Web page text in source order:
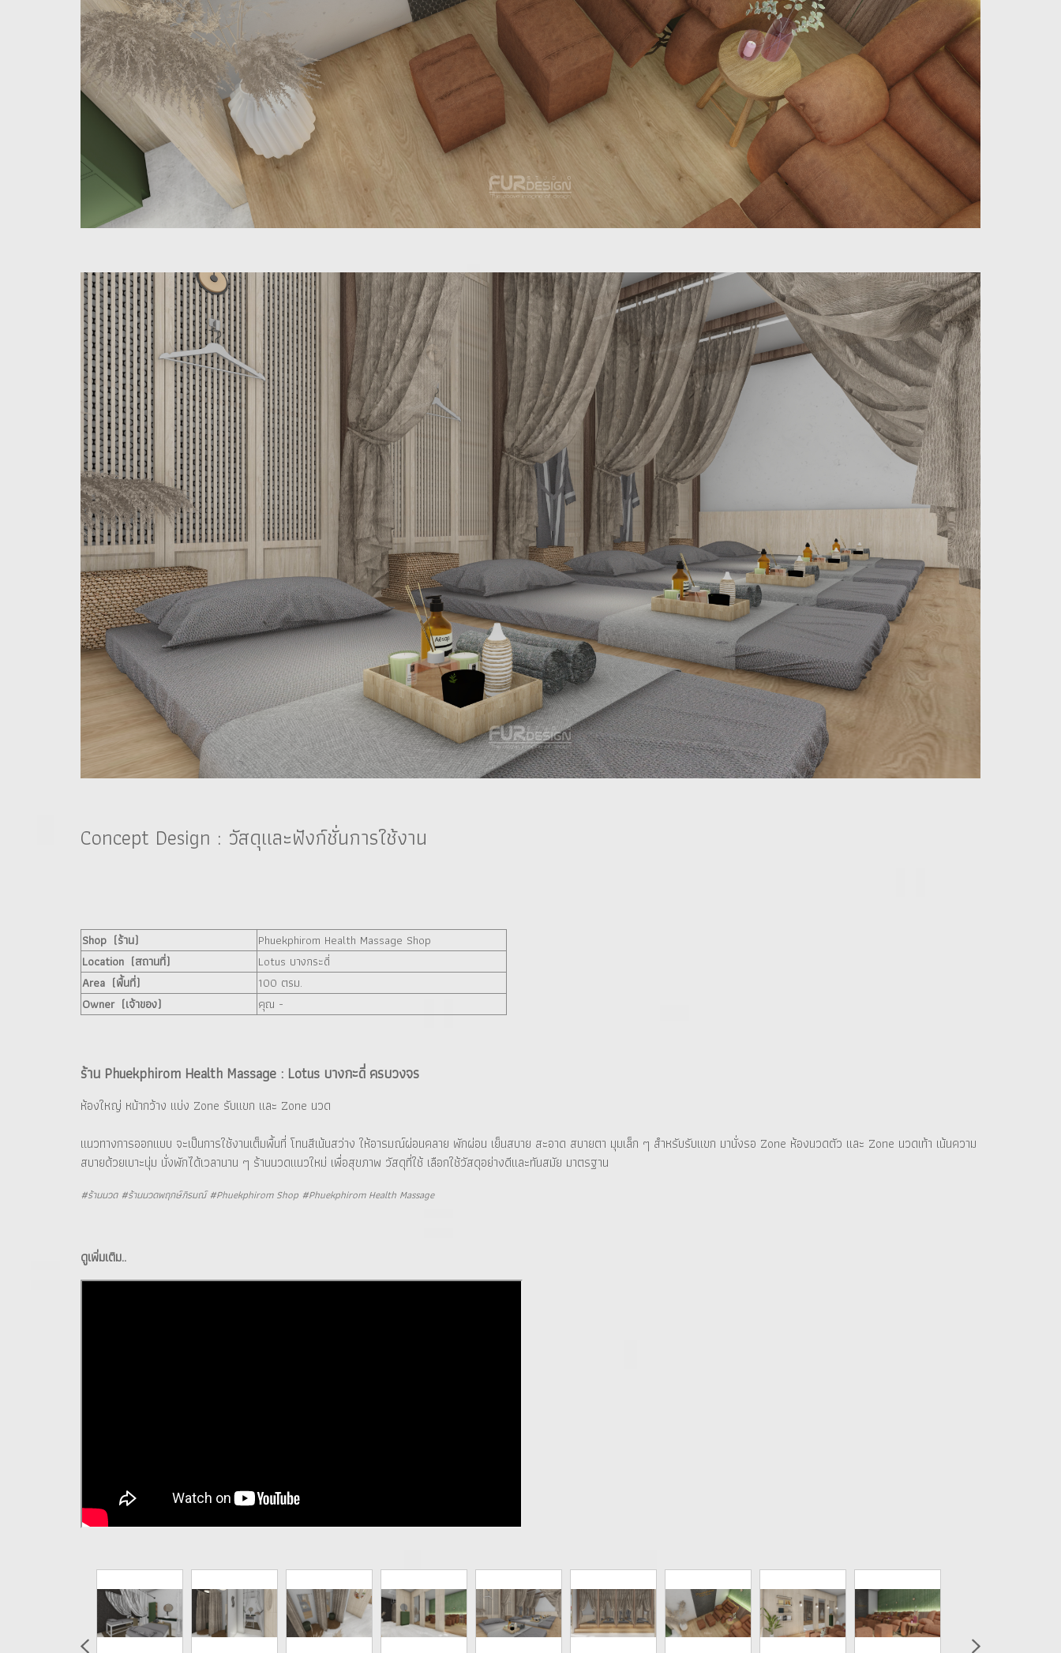
Concept Design : วัสดุและฟังก์ชั่นการใช้งาน
Shop (ร้าน)
Phuekphirom Health Massage Shop
Location (สถานที่)
Lotus บางกระดี่
Area (พื้นที่)
100 ตรม.
Owner (เจ้าของ)
คุณ -
ร้าน Phuekphirom Health Massage : Lotus บางกะดี่ ครบวงจร
ห้องใหญ่ หน้ากว้าง แบ่ง Zone รับแขก และ Zone นวด
แนวทางการออกแบบ จะเป็นการใช้งานเต็มพื้นที่ โทนสีเน้นสว่าง ให้อารมณ์ผ่อนคลาย พักผ่อน เย็นสบาย สะอาด สบายตา มุมเล็ก ๆ สำหรับรับแขก มานั่งรอ Zone ห้องนวดตัว และ Zone นวดเท้า เน้นความ
สบายด้วยเบาะนุ่ม นั่งพักได้เวลานาน ๆ ร้านนวดแนวใหม่ เพื่อสุขภาพ วัสดุที่ใช้ เลือกใช้วัสดุอย่างดีและทันสมัย มาตรฐาน
#ร้านนวด #ร้านนวดพฤกษ์ภิรมณ์ #Phuekphirom Shop #Phuekphirom Health Massage
ดูเพิ่มเติม..